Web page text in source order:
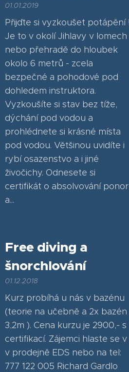
01.01.2019
Přijďte si vyzkoušet potápění
Je to v okolí Jihlavy v lomech
nebo přehradě do hloubek
okolo 6 metrů - zcela
bezpečné a pohodové pod
dohledem instruktora.
Vyzkoušíte si stav bez tíže,
dýchání pod vodou a
prohlédnete si krásné místa
pod vodou. Většinou uvidíte i
rybí osazenstvo a i jiné
živočichy. Odnesete si
certifikát o absolvování
a...
Free diving a
šnorchlování
01.12.2018
Kurz probíhá u nás v bazénu
(teorie na učebně a 2x bazén
3,2m ). Cena kurzu je 2900,- s
certifikací. Zájemci hlaste se v
v prodejně EDS nebo na tel:
777 122 005 Richard Gardlo